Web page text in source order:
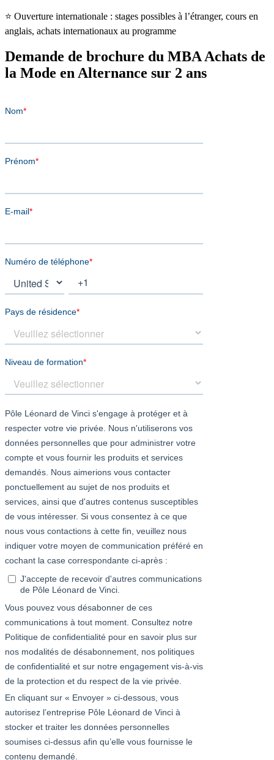
⭐️ Ouverture internationale : stages possibles à l’étranger, cours en
anglais, achats internationaux au programme
Demande de brochure du MBA Achats de
la Mode en Alternance sur 2 ans